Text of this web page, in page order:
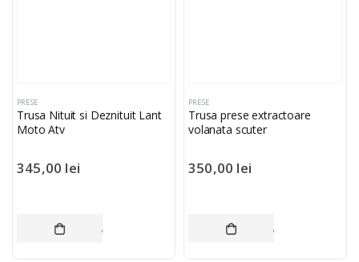
PRESE
Trusa Nituit si Deznituit Lant
Moto Atv
345,00 lei
ADAUGĂ ÎN COȘ
PRESE
Trusa prese extractoare
volanata scuter
350,00 lei
ADAUGĂ ÎN COȘ